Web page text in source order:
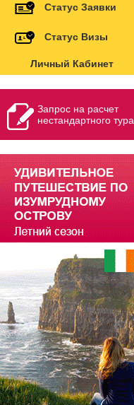
Статус Заявки
Статус Визы
Личный Кабинет
Запрос на расчет
нестандартного тура